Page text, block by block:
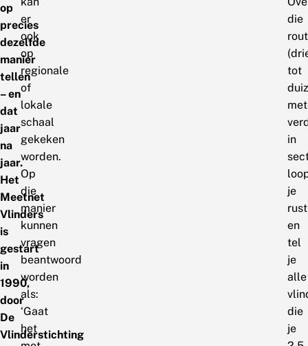
op
precies
dezelfde
manier
tellen
– en
dat
jaar
na
jaar.
Het
Meetnet
Vlinders
is
gestart
in
1990,
door
De
Vlinderstichting
er
ook
op
regionale
of
lokale
schaal
gekeken
worden.
Op
die
manier
kunnen
vragen
beantwoord
worden
als:
‘Gaat
het
die
tot
in
je
en
tel
je
alle
die
je